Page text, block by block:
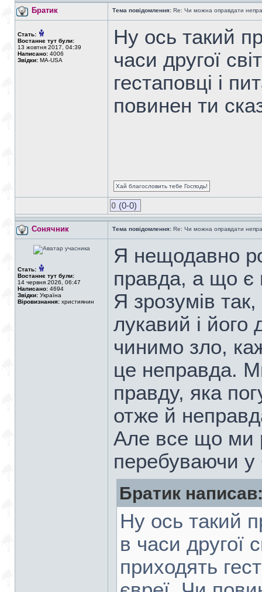
Братик Тема повідомлення: Re: Чи можна оправдати
Стать:
Востаннє тут були:
13 жовтня 2017, 04:39
Написано: 4006
Звідки: MA-USA
Ну ось такий
часи другої
гестаповці і
повинен ти
Хай благословить тебе Господь!
0 (0-0)
Сонячник Тема повідомлення: Re: Чи можна оправдати
Стать:
Востаннє тут були:
14 червня 2026, 06:47
Написано: 4694
Звідки: Україна
Віровизнання: християнин
Я нещодавно
правда, а що є
Я зрозумів
лукавий і його
чинимо зло,
це неправда.
правду, яка
отже й
Але все що ми
перебуваючи у
Братик
Ну ось такий
в часи другої
приходять